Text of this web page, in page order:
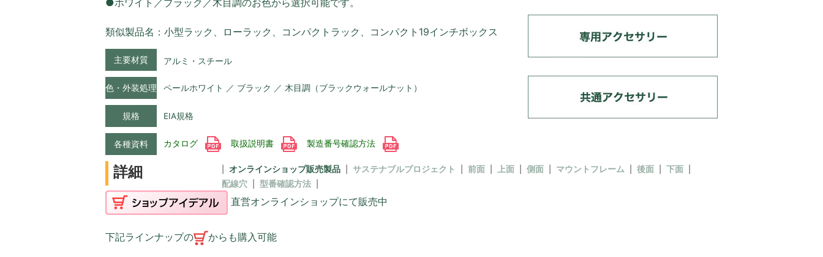
●ホワイト／ブラック／木目調のお色から選択可能です。
類似製品名：小型ラック、ローラック、コンパクトラック、コンパクト19インチボックス
主要材質 アルミ・スチール
色・外装処理 ペールホワイト ／ ブラック ／ 木目調（ブラックウォールナット）
規格 EIA規格
各種資料 カタログ 取扱説明書 製造番号確認方法
詳細 オンラインショップ販売製品 サステナブルプロジェクト 前面 上面 側面 マウントフレーム 後面
下面
配線穴
型番確認方法
直営オンラインショップにて販売中
下記ラインナップの からも購入可能